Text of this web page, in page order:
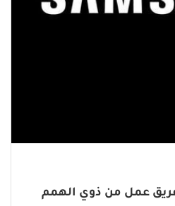
فريق عمل من ذوي الهمم